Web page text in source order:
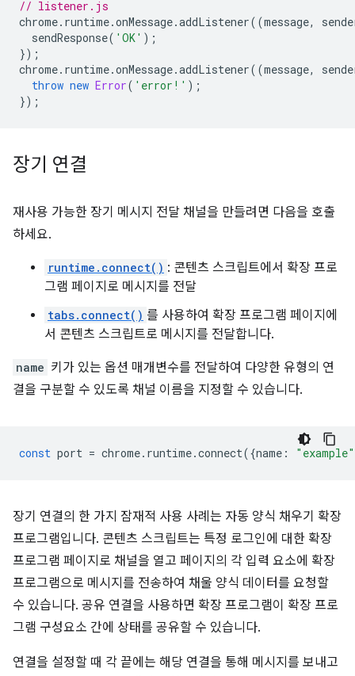
// listener.js
chrome. runtime.onMessage.addListener((message,
sendResponse( 'OK' );
});
chrome. runtime.onMessage.addListener((message,
throw new Error( 'error!' );
});
장기 연결
재사용 가능한 장기 메시지 전달 채널을 만들려면 다음을 호출
하세요.
runtime.connect() : 콘텐츠 스크립트에서 확장 프로
그램 페이지로 메시지를 전달
tabs.connect() 를 사용하여 확장 프로그램 페이지에
서 콘텐츠 스크립트로 메시지를 전달합니다.
name 키가 있는 옵션 매개변수를 전달하여 다양한 유형의 연
결을 구분할 수 있도록 채널 이름을 지정할 수 있습니다.
const port = chrome. runtime.connect({name : "example"
장기 연결의 한 가지 잠재적 사용 사례는 자동 양식 채우기 확장
프로그램입니다. 콘텐츠 스크립트는 특정 로그인에 대한 확장
프로그램 페이지로 채널을 열고 페이지의 각 입력 요소에 확장
프로그램으로 메시지를 전송하여 채울 양식 데이터를 요청할
수 있습니다. 공유 연결을 사용하면 확장 프로그램이 확장 프로
그램 구성요소 간에 상태를 공유할 수 있습니다.
연결을 설정할 때 각 끝에는 해당 연결을 통해 메시지를 보내고